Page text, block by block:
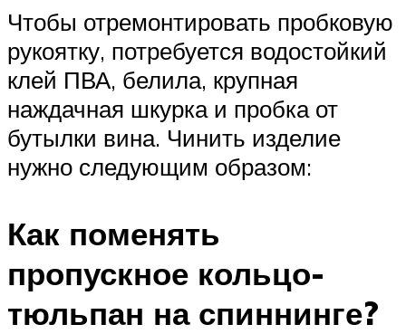
Чтобы отремонтировать пробковую
рукоятку, потребуется водостойкий
клей ПВА, белила, крупная
наждачная шкурка и пробка от
бутылки вина. Чинить изделие
нужно следующим образом:
Как поменять
пропускное кольцо-
тюльпан на спиннинге?